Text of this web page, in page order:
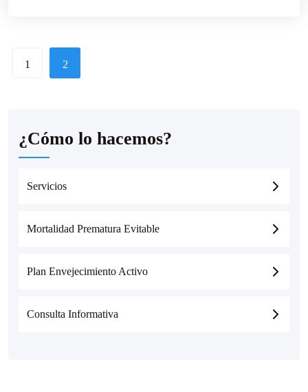
1 2
¿Cómo lo hacemos?
Servicios
Mortalidad Prematura Evitable
Plan Envejecimiento Activo
Consulta Informativa